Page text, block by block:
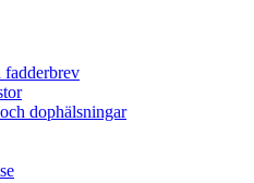
fadderbrev
dophälsningar